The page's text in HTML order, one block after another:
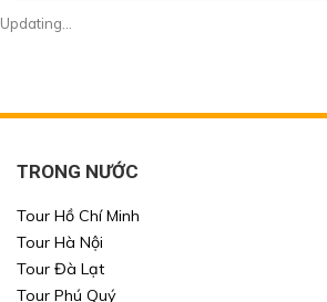
Updating...
TRONG NƯỚC
Tour Hồ Chí Minh
Tour Hà Nội
Tour Đà Lạt
Tour Phú Quý